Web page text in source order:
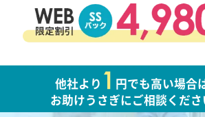
他社より
円でも高い場合
お助けうさぎにご相談くださ